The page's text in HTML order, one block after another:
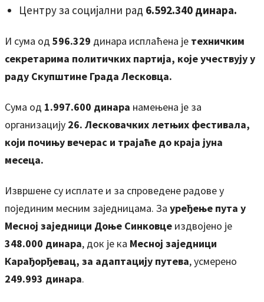
Центру за социјални рад 6.592.340 динара.
И сума од 596.329 динара исплаћена је техничким
секретарима политичких партија, које учествују у
раду Скупштине Града Лесковца.
Сума од 1.997.600 динара намењена је за
организацију 26. Лесковачких летњих фестивала,
који почињу вечерас и трајаће до краја јуна
месеца.
Извршене су исплате и за спроведене радове у
појединим месним заједницама. За уређење пута у
Месној заједници Доње Синковце издвојено је
348.000 динара, док је ка Месној заједници
Карађорђевац, за адаптацију путева, усмерено
249.993 динара.